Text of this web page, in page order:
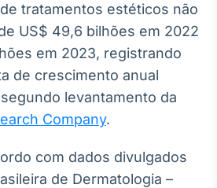
conteúdos
personalizados
OTC
Plataforma para
ativos
tratamentos estéticos não
US$ 49,6 bilhões em 2022
em 2023, registrando
de crescimento anual
segundo levantamento da
Company.
com dados divulgados
de Dermatologia –